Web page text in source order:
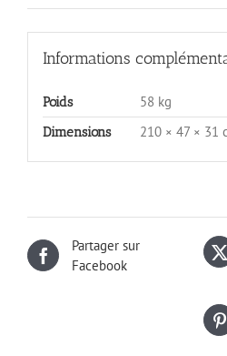
Informations
Poids 58 kg
Dimensions 210 × 47 × 31
Partager sur
Facebook